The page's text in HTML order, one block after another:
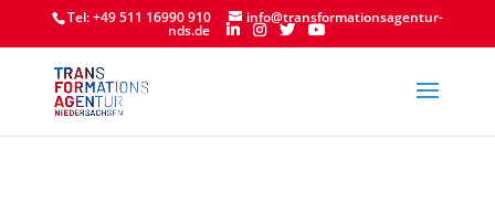
Tel: +49 511 16990 910 info@transformationsagentur-
nds.de